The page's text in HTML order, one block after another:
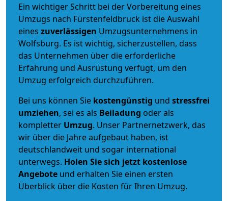
Ein wichtiger Schritt bei der Vorbereitung eines
Umzugs nach Fürstenfeldbruck ist die Auswahl
eines zuverlässigen Umzugsunternehmens in
Wolfsburg. Es ist wichtig, sicherzustellen, dass
das Unternehmen über die erforderliche
Erfahrung und Ausrüstung verfügt, um den
Umzug erfolgreich durchzuführen.
Bei uns können Sie kostengünstig und stressfrei
umziehen, sei es als Beiladung oder als
kompletter Umzug. Unser Partnernetzwerk, das
wir über die Jahre aufgebaut haben, ist
deutschlandweit und sogar international
unterwegs. Holen Sie sich jetzt kostenlose
Angebote und erhalten Sie einen ersten
Überblick über die Kosten für Ihren Umzug.